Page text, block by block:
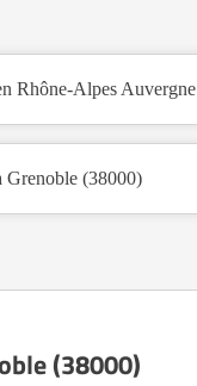
Rhône-Alpes Auvergne
(38000)
(38000)